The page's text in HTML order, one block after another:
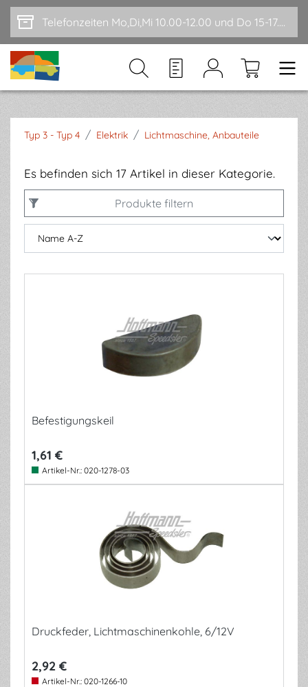
Zum Hauptinhalt springen Telefonzeiten Mo,Di,Mi 10.00-12.00 und Do 15-17.00
Typ 3 - Typ 4 / Elektrik / Lichtmaschine, Anbauteile
Es befinden sich 17 Artikel in dieser Kategorie.
Produkte filtern
Befestigungskeil
1,61 €
Artikel-Nr.: 020-1278-03
Druckfeder, Lichtmaschinenkohle, 6/12V
2,92 €
Artikel-Nr.: 020-1266-10